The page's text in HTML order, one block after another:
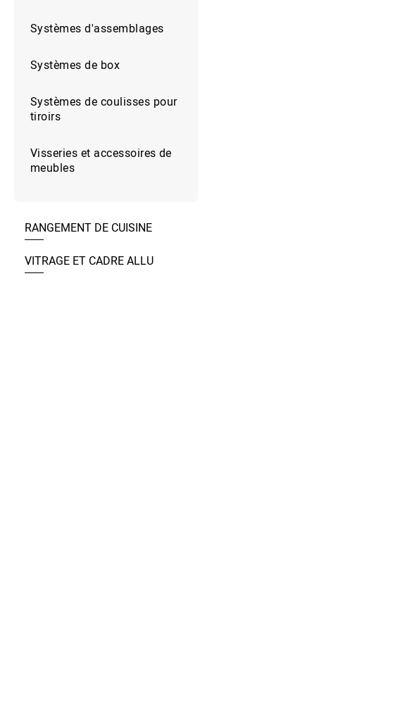
Systèmes d'assemblages
Systèmes de box
Systèmes de coulisses pour
tiroirs
Visseries et accessoires de
meubles
RANGEMENT DE CUISINE
VITRAGE ET CADRE ALLU